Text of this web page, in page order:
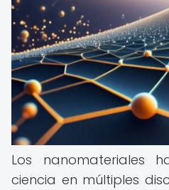
Los nanomateriales
ciencia en múltiples